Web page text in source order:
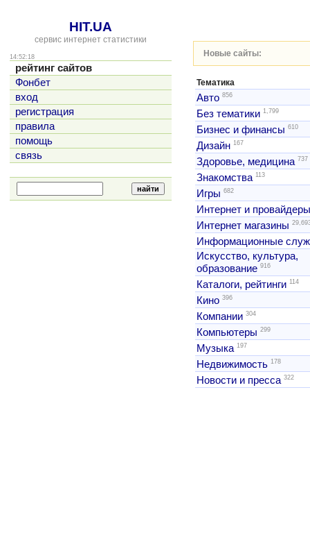
HIT.UA
сервис интернет статистики
14:52:18
рейтинг сайтов
Фонбет
вход
регистрация
правила
помощь
связь
Новые сайты:
Тематика
Авто 856
Без тематики 1,799
Бизнес и финансы 610
Дизайн 167
Здоровье, медицина 737
Знакомства 113
Игры 682
Интернет и провайдеры
Интернет магазины
Информационные
Искусство, культура,
образование 916
Каталоги, рейтинги 114
Кино 396
Компании 304
Компьютеры 299
Музыка 197
Недвижимость 178
Новости и пресса 322